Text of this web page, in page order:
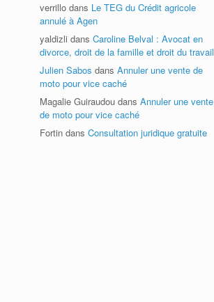
verrillo dans Le TEG du Crédit agricole
annulé à Agen
yaldizli dansCaroline Belval : Avocat en
divorce, droit de la famille et droit du travail
Julien Sabos dansAnnuler une vente de
moto pour vice caché
Magalie Guiraudou dansAnnuler une vente
de moto pour vice caché
Fortin dansConsultation juridique gratuite